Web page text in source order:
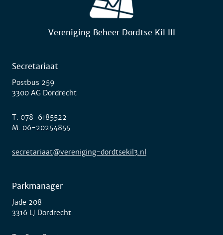
Vereniging Beheer Dordtse Kil III
Secretariaat
Postbus 259
3300 AG Dordrecht
T. 078-6185522
M. 06-20254855
secretariaat@vereniging-dordtsekil3.nl
Parkmanager
Jade 208
3316 LJ Dordrecht